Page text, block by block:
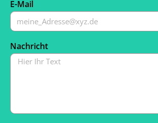
E-Mail
Nachricht